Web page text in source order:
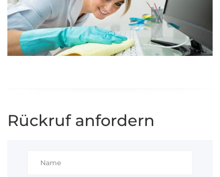
Rückruf anfordern